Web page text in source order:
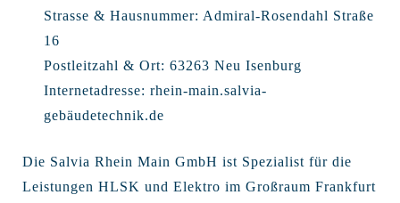
Strasse & Hausnummer: Admiral-Rosendahl Straße
16
Postleitzahl & Ort: 63263 Neu Isenburg
Internetadresse: rhein-main.salvia-
gebäudetechnik.de
Die Salvia Rhein Main GmbH ist Spezialist für die
Leistungen HLSK und Elektro im Großraum Frankfurt